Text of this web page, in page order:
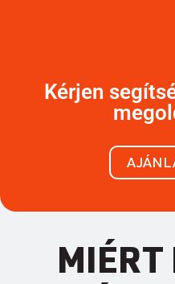
Kérjen
MIÉRT